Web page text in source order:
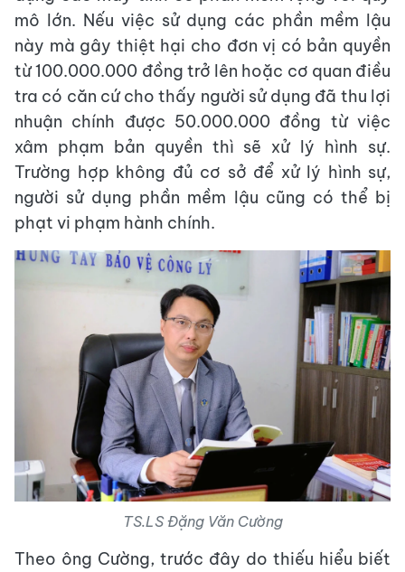
mô lớn. Nếu việc sử dụng các phần mềm lậu
này mà gây thiệt hại cho đơn vị có bản quyền
từ 100.000.000 đồng trở lên hoặc cơ quan điều
tra có căn cứ cho thấy người sử dụng đã thu lợi
nhuận chính được 50.000.000 đồng từ việc
xâm phạm bản quyền thì sẽ xử lý hình sự.
Trường hợp không đủ cơ sở để xử lý hình sự,
người sử dụng phần mềm lậu cũng có thể bị
phạt vi phạm hành chính.
TS.LS Đặng Văn Cường
Theo ông Cường, trước đây do thiếu hiểu biết